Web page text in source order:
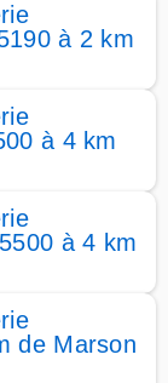
à 2 km
à 4 km
à 4 km
de Marson